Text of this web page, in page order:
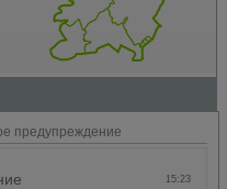
предупреждение
15:23